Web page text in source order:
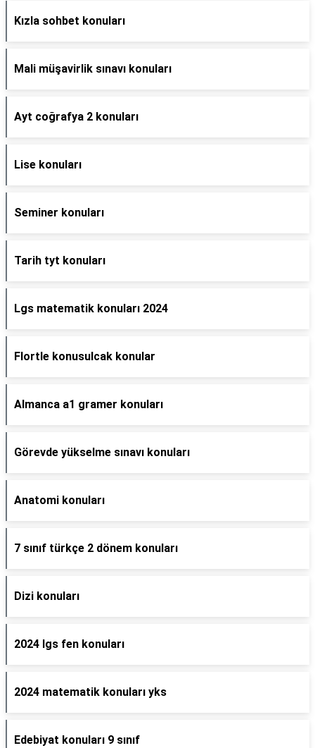
Kızla sohbet konuları
Mali müşavirlik sınavı konuları
Ayt coğrafya 2 konuları
Lise konuları
Seminer konuları
Tarih tyt konuları
Lgs matematik konuları 2024
Flortle konusulcak konular
Almanca a1 gramer konuları
Görevde yükselme sınavı konuları
Anatomi konuları
7 sınıf türkçe 2 dönem konuları
Dizi konuları
2024 lgs fen konuları
2024 matematik konuları yks
Edebiyat konuları 9 sınıf